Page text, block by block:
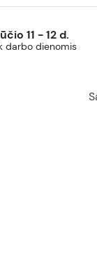
11 - 12 d.
darbo dienomis